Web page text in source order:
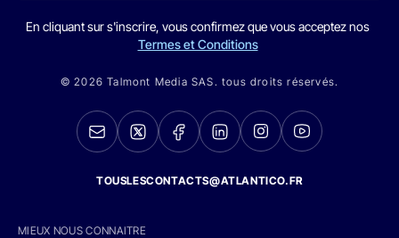
En cliquant sur s'inscrire, vous confirmez que vous acceptez nos
Termes et Conditions
© 2026 Talmont Media SAS. tous droits réservés.
TOUSLESCONTACTS@ATLANTICO.FR
MIEUX NOUS CONNAITRE